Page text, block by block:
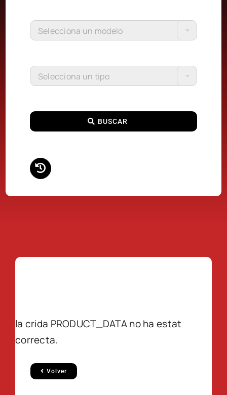
Selecciona un modelo
Selecciona un tipo
BUSCAR
la crida PRODUCT_DATA no ha estat
correcta.
Volver